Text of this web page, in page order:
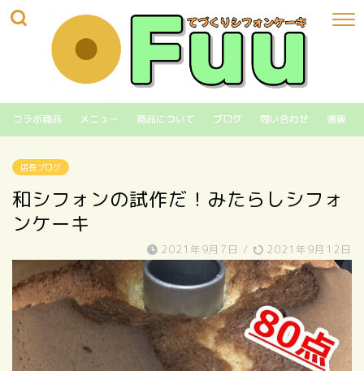
コラボ商品 メニュー 商品について ブログ 問い合わせ 通販
店長ブログ
和シフォンの試作だ！みたらしシフォ
ンケーキ
2021年9月7日 / 2021年9月12日